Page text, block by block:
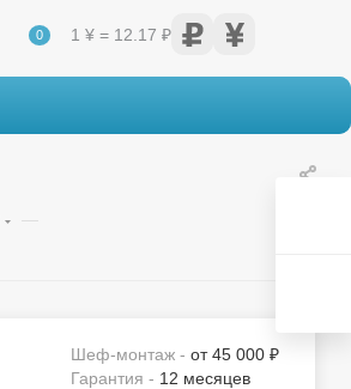
0 1 ¥ = 12.17 ₽
—
Шеф-монтаж - от 45 000 ₽
Гарантия - 12 месяцев